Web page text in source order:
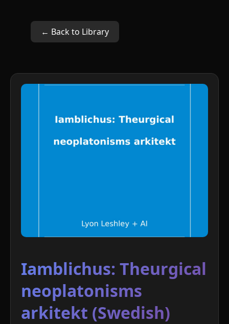
← Back to Library
Iamblichus: Theurgical
neoplatonisms
arkitekt (Swedish)